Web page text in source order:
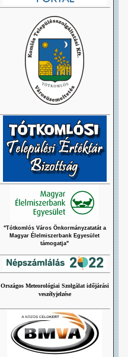
"Tótkomlós Város Önkormányzatatát a
Magyar Élelmiszerbank Egyesület
támogatja"
Országos Meteorológiai Szolgálat időjárási
veszélyjelzése